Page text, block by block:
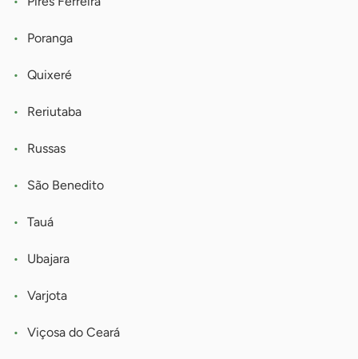
Poranga
Quixeré
Reriutaba
Russas
São Benedito
Tauá
Ubajara
Varjota
Viçosa do Ceará